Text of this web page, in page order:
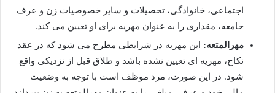
اجتماعی، خانوادگی، تحصیلات و سایر خصوصیات زن و عرف
جامعه، مقداری را به عنوان مهریه برای او تعیین می کند.
مهرالمتعه: این مهریه در شرایطی مطرح می شود که در عقد
نکاح، مهریه ای تعیین نشده باشد و طلاق قبل از نزدیکی واقع
شود. در این صورت، مرد موظف است با توجه به وضعیت